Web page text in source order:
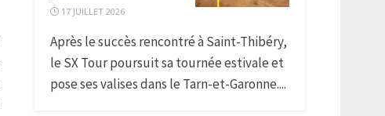
17 JUILLET 2026
Après le succès rencontré à Saint-Thibéry,
le SX Tour poursuit sa tournée estivale et
pose ses valises dans le Tarn-et-Garonne....